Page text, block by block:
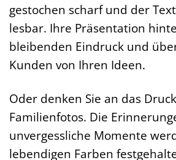
gestochen scharf und der
lesbar. Ihre Präsentation
bleibenden Eindruck und
Kunden von Ihren Ideen.
Oder denken Sie an das
Familienfotos. Die
unvergessliche Momente
lebendigen Farben